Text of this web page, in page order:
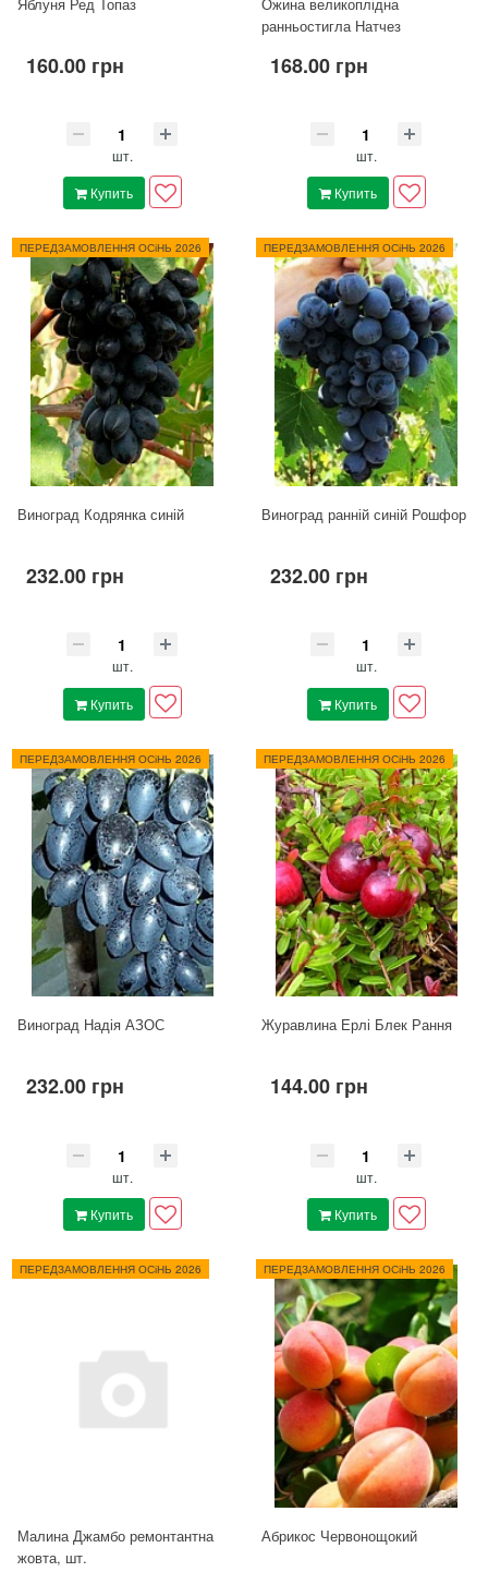
160.00 грн
шт.
Купить
ранньостигла Натчез
168.00 грн
шт.
Купить
ПЕРЕДЗАМОВЛЕННЯ ОСіНЬ 2026
Виноград Кодрянка синій
232.00 грн
шт.
Купить
ПЕРЕДЗАМОВЛЕННЯ ОСіНЬ 2026
Виноград ранній синій Рошфор
232.00 грн
шт.
Купить
ПЕРЕДЗАМОВЛЕННЯ ОСіНЬ 2026
Виноград Надія АЗОС
232.00 грн
шт.
Купить
ПЕРЕДЗАМОВЛЕННЯ ОСіНЬ 2026
Журавлина Ерлі Блек Рання
144.00 грн
шт.
Купить
ПЕРЕДЗАМОВЛЕННЯ ОСіНЬ 2026
Малина Джамбо ремонтантна
жовта, шт.
ПЕРЕДЗАМОВЛЕННЯ ОСіНЬ 2026
Абрикос Червонощокий